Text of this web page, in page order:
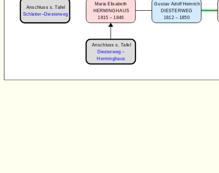
Anschluss s. Tafel
Diesterweg –
Herminghaus
Maria Elisabeth
HERMINGHAUS
1815 – 1846
Gustav Adolf Heinrich
DIESTERWEG
1812 – 1850
Anschluss s. Tafel
Schlatter–Diesterweg